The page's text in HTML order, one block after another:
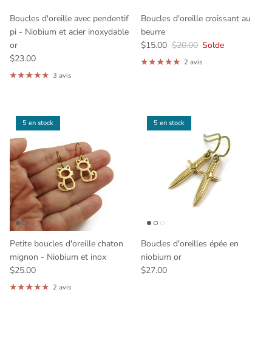
Boucles d'oreille avec pendentif
pi - Niobium et acier inoxydable
or
$23.00
3 avis
Boucles d'oreille croissant au
beurre
$15.00 $20.00 Solde
2 avis
5 en stock
Petite boucles d'oreille chaton
mignon - Niobium et inox
$25.00
2 avis
5 en stock
Boucles d'oreilles épée en
niobium or
$27.00